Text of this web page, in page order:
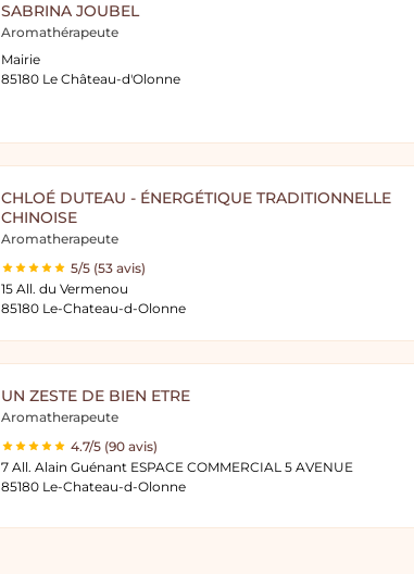
SABRINA JOUBEL
Aromathérapeute
Mairie
85180 Le Château-d'Olonne
CHLOÉ DUTEAU - ÉNERGÉTIQUE TRADITIONNELLE
CHINOISE
Aromatherapeute
5/5 (53 avis)
15 All. du Vermenou
85180 Le-Chateau-d-Olonne
UN ZESTE DE BIEN ETRE
Aromatherapeute
4.7/5 (90 avis)
7 All. Alain Guénant ESPACE COMMERCIAL 5 AVENUE
85180 Le-Chateau-d-Olonne